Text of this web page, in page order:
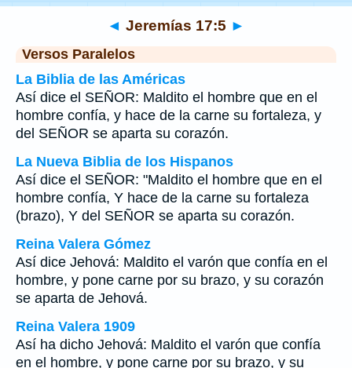
◄ Jeremías 17:5 ►
Versos Paralelos
La Biblia de las Américas
Así dice el SEÑOR: Maldito el hombre que en el
hombre confía, y hace de la carne su fortaleza, y
del SEÑOR se aparta su corazón.
La Nueva Biblia de los Hispanos
Así dice el SEÑOR: "Maldito el hombre que en el
hombre confía, Y hace de la carne su fortaleza
(brazo), Y del SEÑOR se aparta su corazón.
Reina Valera Gómez
Así dice Jehová: Maldito el varón que confía en el
hombre, y pone carne por su brazo, y su corazón
se aparta de Jehová.
Reina Valera 1909
Así ha dicho Jehová: Maldito el varón que confía
en el hombre, y pone carne por su brazo, y su